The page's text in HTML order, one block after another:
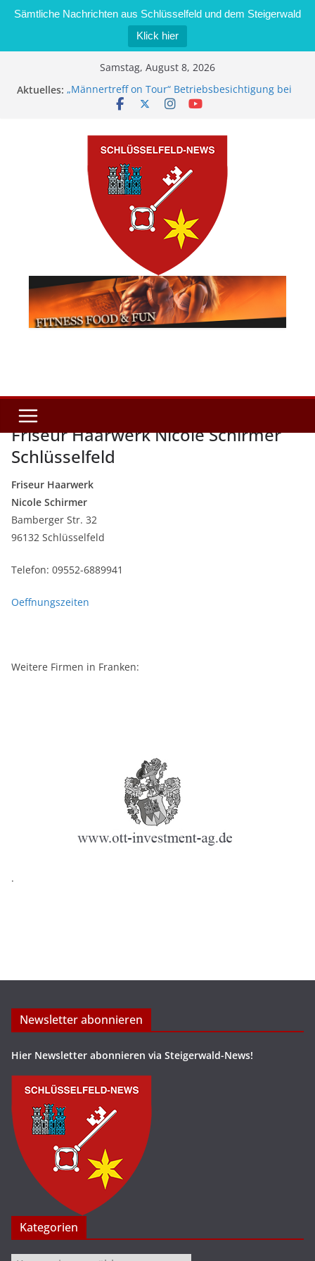
Sämtliche Nachrichten aus Schlüsselfeld und dem Steigerwald
Klick hier
Samstag, August 8, 2026
Aktuelles: „Männertreff on Tour“ Betriebsbesichtigung bei
der Schreinerei Zimmermann GmbH
Brand in Sägewerk in Bernroth schnell unter
Kontrolle
Stadt Schlüsselfeld bietet Online-Anmeldung für
Kindergartenplätze an
Dieseldiebstahl im Wert von 600 Euro
Friseur Haarwerk Nicole Schirmer
Schlüsselfeld
Friseur Haarwerk
Nicole Schirmer
Bamberger Str. 32
96132 Schlüsselfeld
Telefon: 09552-6889941
Oeffnungszeiten
Weitere Firmen in Franken:
.
Newsletter abonnieren
Hier Newsletter abonnieren via Steigerwald-News!
Kategorien